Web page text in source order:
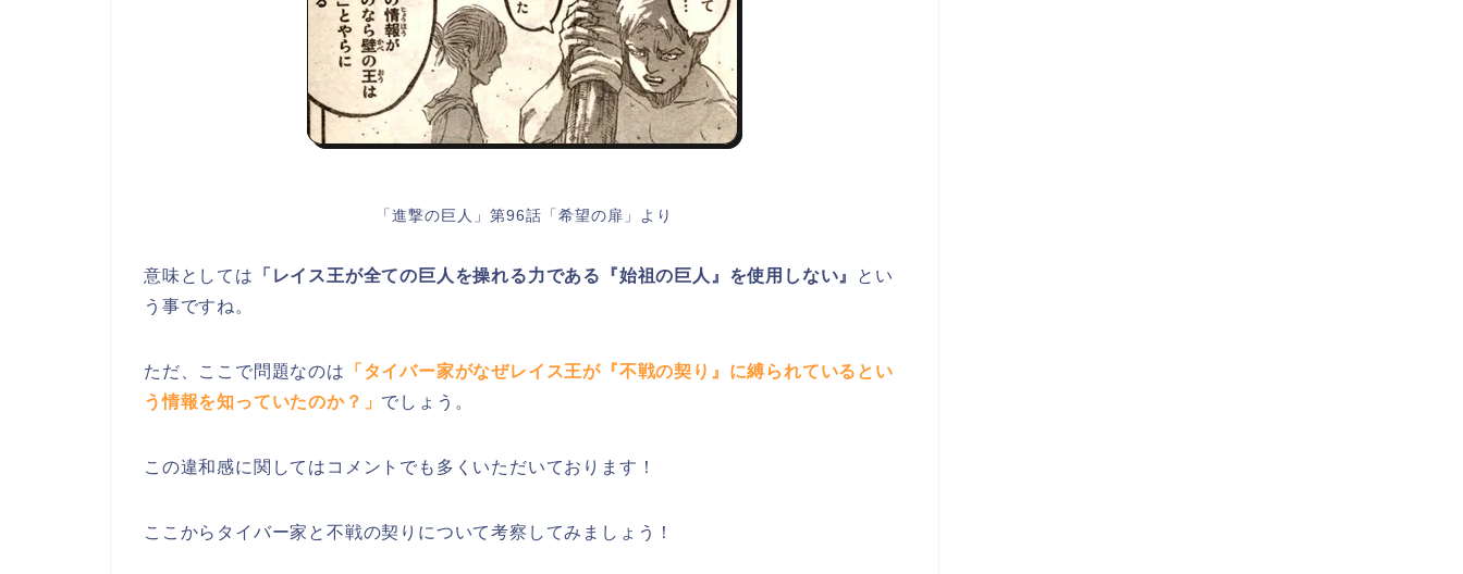
「進撃の巨人」第96話「希望の扉」より
意味としては 「レイス王が全ての巨人を操れる力である『始祖の巨人』を使用しない』
とい
う事ですね。
ただ、ここで問題なのは
「タイバー家がなぜレイス王が『不戦の契り』に縛られているとい
う情報を知っていたのか？」 でしょう。
この違和感に関してはコメントでも多くいただいております！
ここからタイバー家と不戦の契りについて考察してみましょう！